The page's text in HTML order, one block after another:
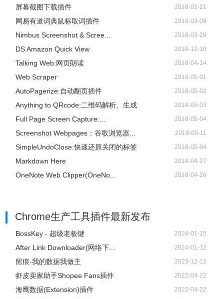
屏幕截图下载插件 2018-03-21
网易有道词典鼠标取词插件 2018-03-09
Nimbus Screenshot & Scree... 2018-03-29
DS Amazon Quick View 2018-12-10
Talking Web:网页朗读 2018-04-14
Web Scraper 2018-05-01
AutoPagerize:自动翻页插件 2018-05-02
Anything to QRcode:二维码解析、生成 2018-05-03
Full Page Screen Capture:... 2018-05-04
Screenshot Webpages：谷歌浏览器... 2018-05-11
SimpleUndoClose:快速还原关闭的标签 2018-05-04
Markdown Here 2018-04-27
OneNote Web Clipper(OneNo... 2018-04-26
Chrome生产工具插件最新发布
BossKey - 超级老板键 2024-01-15
After Link Downloader(网络下... 2024-01-12
留痕-我的数据我做主 2023-12-12
虾皮卖家助手Shopee Fans插件 2022-04-22
海鹰数据(Extension)插件 2022-04-22